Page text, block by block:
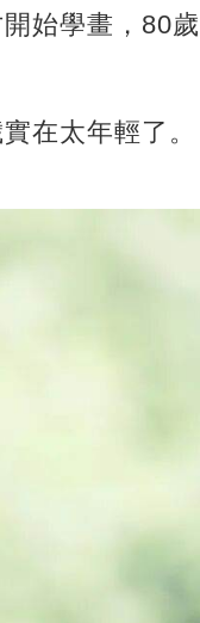
始學畫，80
在太年輕了。